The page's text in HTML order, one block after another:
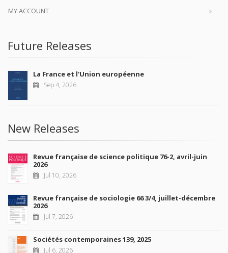
MY ACCOUNT
Future Releases
La France et l'Union européenne
Sep 4, 2026
New Releases
Revue française de science politique 76-2, avril-juin
2026
Jul 10, 2026
Revue française de sociologie 66 3/4, juillet-décembre
2026
Jul 7, 2026
Sociétés contemporaines 139, 2025
Jul 6, 2026